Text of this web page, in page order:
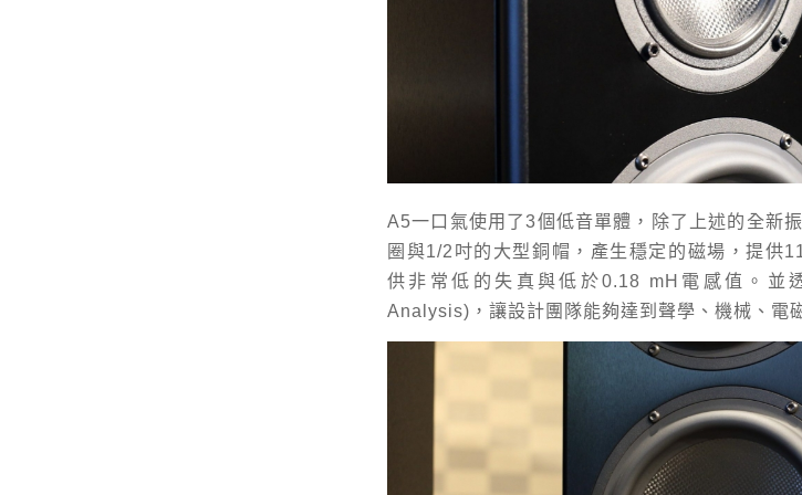
A5一口氣使用了3個低音單體，除了上述的全新
圈與1/2吋的大型銅帽，產生穩定的磁場，提供
供非常低的失真與低於0.18 mH電感值。並
Analysis)，讓設計團隊能夠達到聲學、機械、電